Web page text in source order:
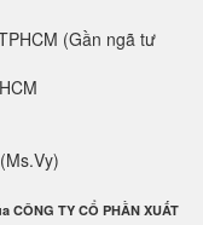
(Gần ngã tư
TY CỔ PHẦN XUẤT